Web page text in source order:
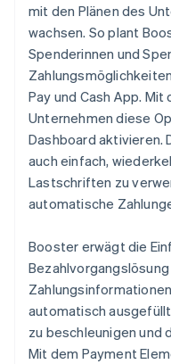
mit den Plänen des
wachsen. So plant
Spenderinnen und
Pay und Cash App.
Unternehmen diese
Dashboard aktivieren.
auch einfach,
Lastschriften zu
automatische
Booster erwägt die
automatisch
zu beschleunigen und
Mit dem Payment